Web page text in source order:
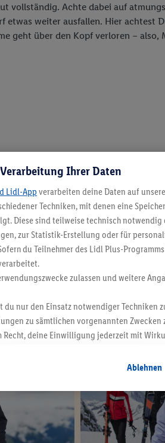
vollständig. Achte dabei auf
weiter ausfallen. Hier achtest
geht über den Kopf verloren – also,
Leggings und Co. stets nur bei
Idee. Wasserabweisende
Luft – egal, was der Wetterbericht
Ihrer Daten
Lidl-App verarbeiten deine Daten auf
Techniken, mit denen eine
Diese sind teilweise technisch
zur Statistik-Erstellung oder für
du Teilnehmer des Lidl Plus-
zulassen und weitere
du nur den Einsatz notwendiger Techniken
zu sämtlichen vorgenannten
Recht, deine Einwilligung jederzeit mit
Ablehnen